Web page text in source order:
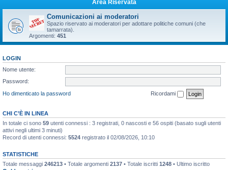
Area Riservata
Comunicazioni ai moderatori
Spazio riservato ai moderatori per adottare politiche comuni (che
tamarrata).
Argomenti: 451
LOGIN
Nome utente:
Password:
Ho dimenticato la password
Ricordami
CHI C’È IN LINEA
In totale ci sono 59 utenti connessi : 3 registrati, 0 nascosti e 56 ospiti (basato sugli utenti
attivi negli ultimi 3 minuti)
Record di utenti connessi: 5524 registrato il 02/08/2026, 10:10
STATISTICHE
Totale messaggi 246213 • Totale argomenti 2137 • Totale iscritti 1248 • Ultimo iscritto